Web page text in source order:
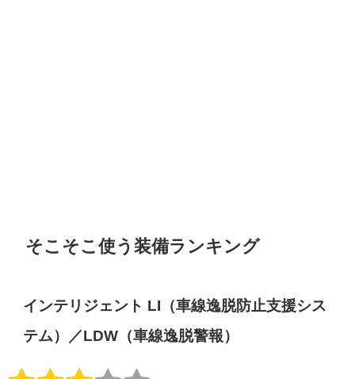
そこそこ使う装備ランキング
インテリジェント LI（車線逸脱防止支援シス
テム）／LDW（車線逸脱警報）